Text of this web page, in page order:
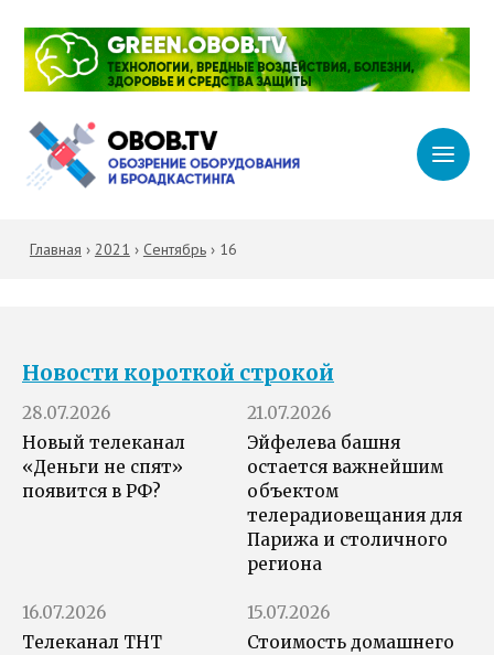
Главная › 2021 › Сентябрь› 16
Новости короткой строкой
28.07.2026
Новый телеканал
«Деньги не спят»
появится в РФ?
21.07.2026
Эйфелева башня
остается важнейшим
объектом
телерадиовещания для
Парижа и столичного
региона
16.07.2026
Телеканал ТНТ
15.07.2026
Стоимость домашнего